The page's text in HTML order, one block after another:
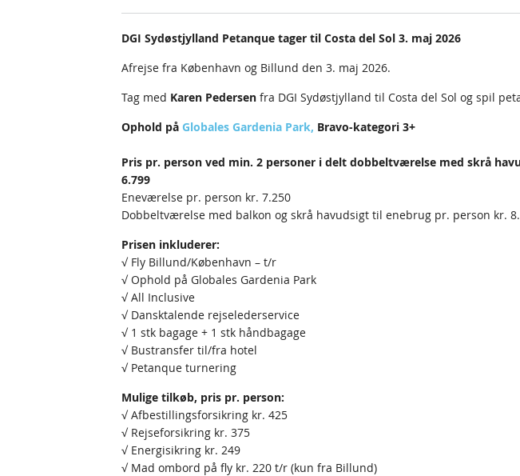
DGI Sydøstjylland Petanque tager til Costa del Sol 3. maj 2026
Afrejse fra København og Billund den 3. maj 2026.
Tag med Karen Pedersen fra DGI Sydøstjylland til Costa del Sol og spil
Ophold på Globales Gardenia Park, Bravo-kategori 3+
Pris pr. person ved min. 2 personer i delt dobbeltværelse med skrå
6.799
Eneværelse pr. person kr. 7.250
Dobbeltværelse med balkon og skrå havudsigt til enebrug pr. person kr.
Prisen inkluderer:
√ Fly Billund/København – t/r
√ Ophold på Globales Gardenia Park
√ All Inclusive
√ Dansktalende rejselederservice
√ 1 stk bagage + 1 stk håndbagage
√ Bustransfer til/fra hotel
√ Petanque turnering
Mulige tilkøb, pris pr. person:
√ Afbestillingsforsikring kr. 425
√ Rejseforsikring kr. 375
√ Energisikring kr. 249
√ Mad ombord på fly kr. 220 t/r (kun fra Billund)